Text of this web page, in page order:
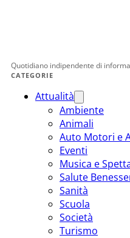
Quotidiano indipendente di
CATEGORIE
Attualità
Ambiente
Animali
Auto Motori e
Eventi
Musica e
Salute
Sanità
Scuola
Società
Turismo